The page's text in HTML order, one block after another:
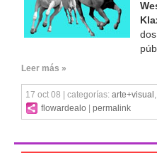
Leer más »
17 oct 08 | categorías: arte+visual ,
flowardealo
permalink